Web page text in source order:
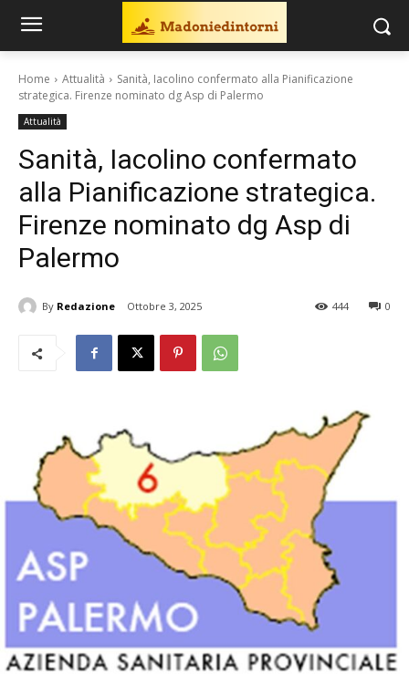
Home Attualità
Sanità, Iacolino confermato alla Pianificazione
strategica. Firenze nominato dg Asp di Palermo
Attualità
Sanità, Iacolino confermato
alla Pianificazione strategica.
Firenze nominato dg Asp di
Palermo
By Redazione Ottobre 3, 2025 0
444